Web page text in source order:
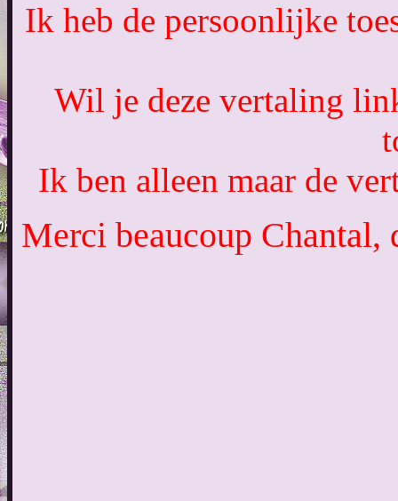
Ik heb de persoonlijke
Wil je deze vertaling
Ik ben alleen maar de
Merci beaucoup Chantal,